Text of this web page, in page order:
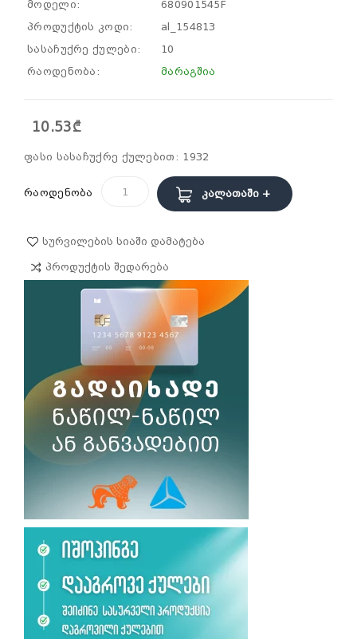
მოდელი:
680901545F
პროდუქტის კოდი:
al_154813
სასაჩუქრე ქულები:
10
რაოდენობა:
მარაგშია
10.53₾
ფასი სასაჩუქრე ქულებით: 1932
რაოდენობა Კალათაში +
Სურვილების Სიაში Დამატება
Პროდუქტის Შედარება